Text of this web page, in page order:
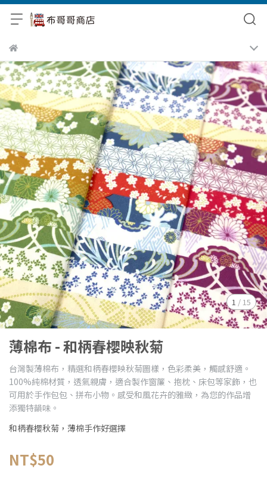
1 / 15
薄棉布 - 和柄春櫻映秋菊
台灣製薄棉布，精選和柄春櫻映秋菊圖樣，色彩柔美，觸感舒適。
100%純棉材質，透氣親膚，適合製作窗簾、抱枕、床包等家飾，也
可用於手作包包、拼布小物。感受和風花卉的雅緻，為您的作品增
添獨特韻味。
和柄春櫻秋菊，薄棉手作好選擇
NT$50